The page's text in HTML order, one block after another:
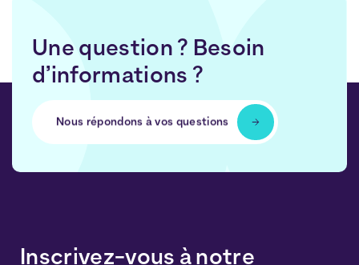
Une question ? Besoin
d’informations ?
Nous répondons à vos questions
Inscrivez-vous à notre